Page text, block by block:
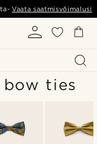
Vaata saatmisvõimalusi
ties